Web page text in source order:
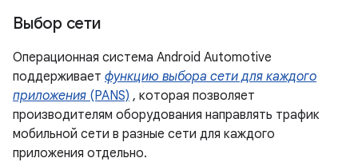
Выбор сети
Операционная система Android Automotive
поддерживает функцию выбора сети для каждого
приложения (PANS) , которая позволяет
производителям оборудования направлять трафик
мобильной сети в разные сети для каждого
приложения отдельно.